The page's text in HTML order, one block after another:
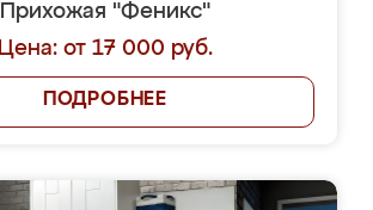
Прихожая "Феникс"
Цена: от 17 000 руб.
ПОДРОБНЕЕ